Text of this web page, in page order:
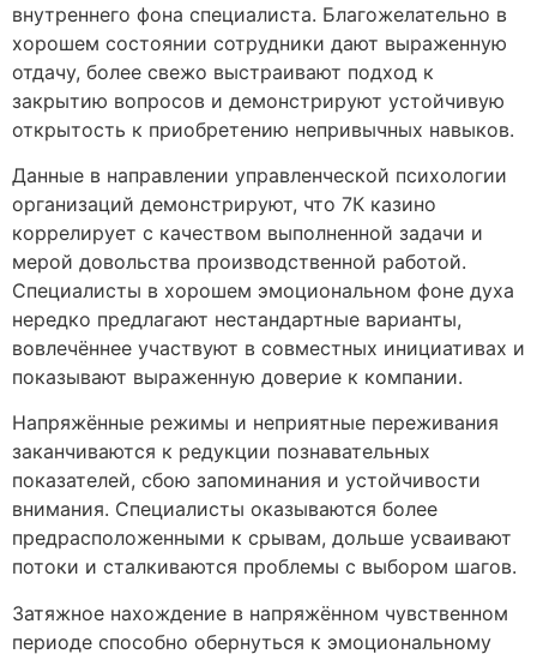
внутреннего фона специалиста. Благожелательно в
хорошем состоянии сотрудники дают выраженную
отдачу, более свежо выстраивают подход к
закрытию вопросов и демонстрируют устойчивую
открытость к приобретению непривычных навыков.
Данные в направлении управленческой психологии
организаций демонстрируют, что 7К казино
коррелирует с качеством выполненной задачи и
мерой довольства производственной работой.
Специалисты в хорошем эмоциональном фоне духа
нередко предлагают нестандартные варианты,
вовлечённее участвуют в совместных инициативах и
показывают выраженную доверие к компании.
Напряжённые режимы и неприятные переживания
заканчиваются к редукции познавательных
показателей, сбою запоминания и устойчивости
внимания. Специалисты оказываются более
предрасположенными к срывам, дольше усваивают
потоки и сталкиваются проблемы с выбором шагов.
Затяжное нахождение в напряжённом чувственном
периоде способно обернуться к эмоциональному